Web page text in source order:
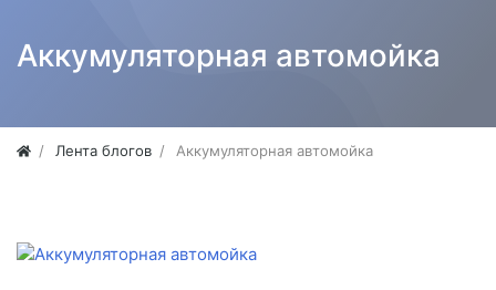
Аккумуляторная автомойка
Лента блогов Аккумуляторная автомойка